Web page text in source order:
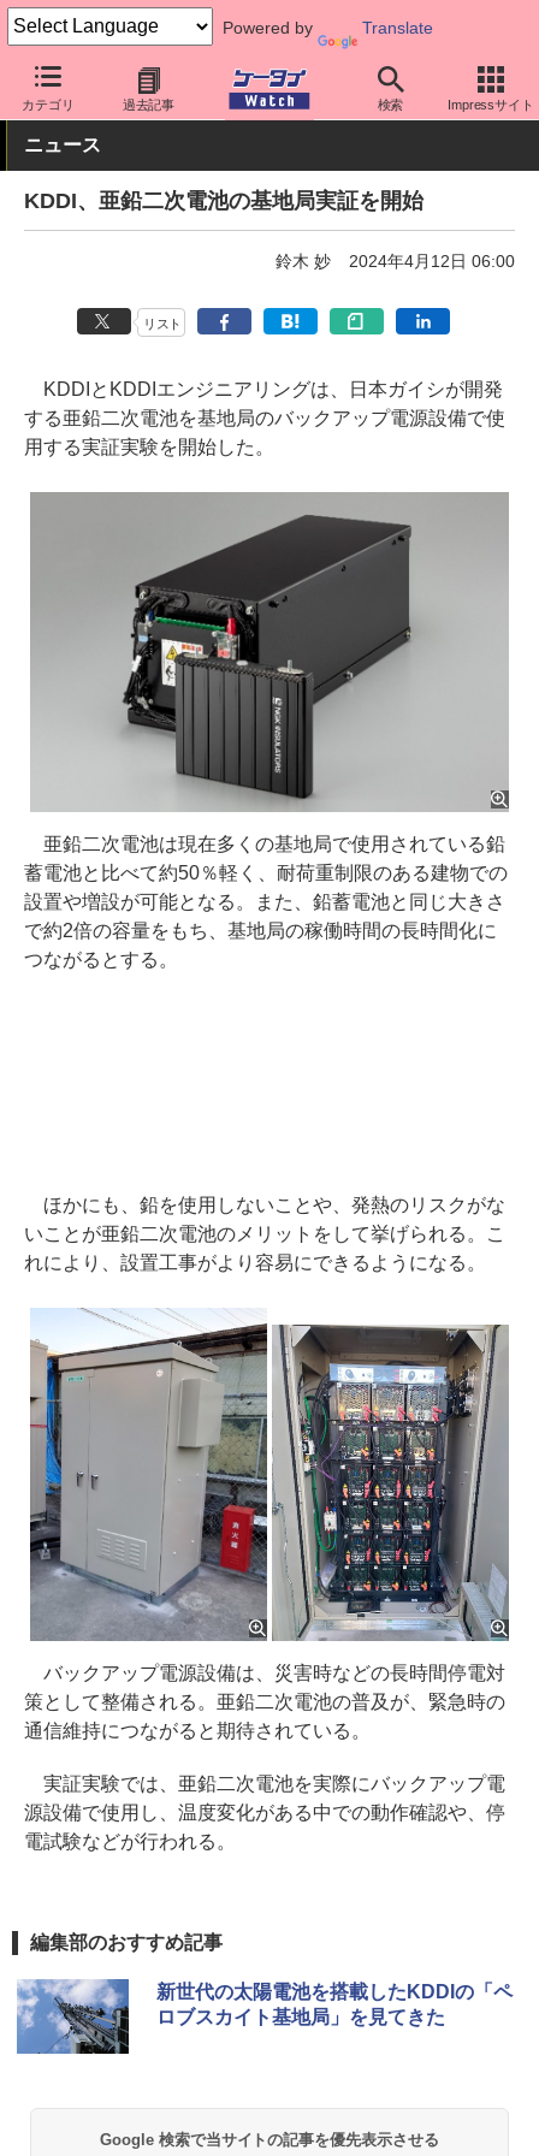
Powered by Translate
カテゴリ 過去記事 検索 Impressサイト
ケータイ Watch キャリア au ネットワーク/技術
ニュース
KDDI、亜鉛二次電池の基地局実証を開始
鈴木 妙 2024年4月12日 06:00
リスト
KDDIとKDDIエンジニアリングは、日本ガイシが開発
する亜鉛二次電池を基地局のバックアップ電源設備で使
用する実証実験を開始した。
亜鉛二次電池は現在多くの基地局で使用されている鉛
蓄電池と比べて約50％軽く、耐荷重制限のある建物での
設置や増設が可能となる。また、鉛蓄電池と同じ大きさ
で約2倍の容量をもち、基地局の稼働時間の長時間化に
つながるとする。
ほかにも、鉛を使用しないことや、発熱のリスクがな
いことが亜鉛二次電池のメリットをして挙げられる。こ
れにより、設置工事がより容易にできるようになる。
バックアップ電源設備は、災害時などの長時間停電対
策として整備される。亜鉛二次電池の普及が、緊急時の
通信維持につながると期待されている。
実証実験では、亜鉛二次電池を実際にバックアップ電
源設備で使用し、温度変化がある中での動作確認や、停
電試験などが行われる。
編集部のおすすめ記事
新世代の太陽電池を搭載したKDDIの「ペ
ロブスカイト基地局」を見てきた
Google 検索で当サイトの記事を優先表示させる